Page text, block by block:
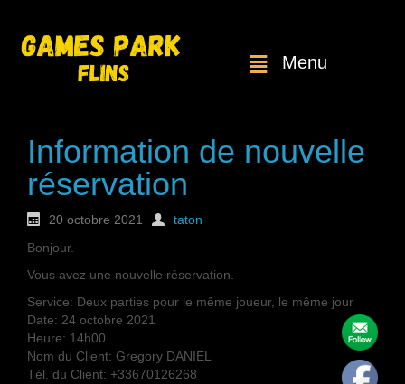
Menu
Information de nouvelle
réservation
20 octobre 2021
taton
Bonjour.
Vous avez une nouvelle réservation.
Service: Deux parties pour le même joueur, le même jour
Date: 24 octobre 2021
Heure: 14h00
Nom du Client: Gregory DANIEL
Tél. du Client: +33670126268